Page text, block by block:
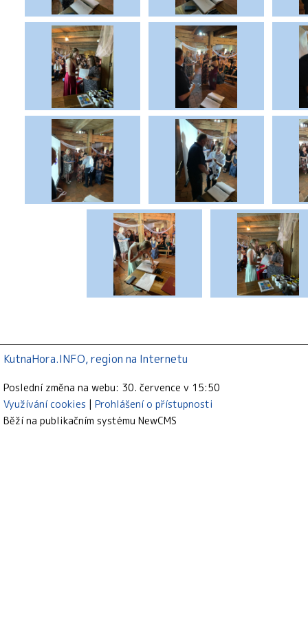
KutnaHora.INFO, region na Internetu
Poslední změna na webu: 30. července v 15:50
Využívání cookies
Prohlášení o přístupnosti
Běží na publikačním systému NewCMS